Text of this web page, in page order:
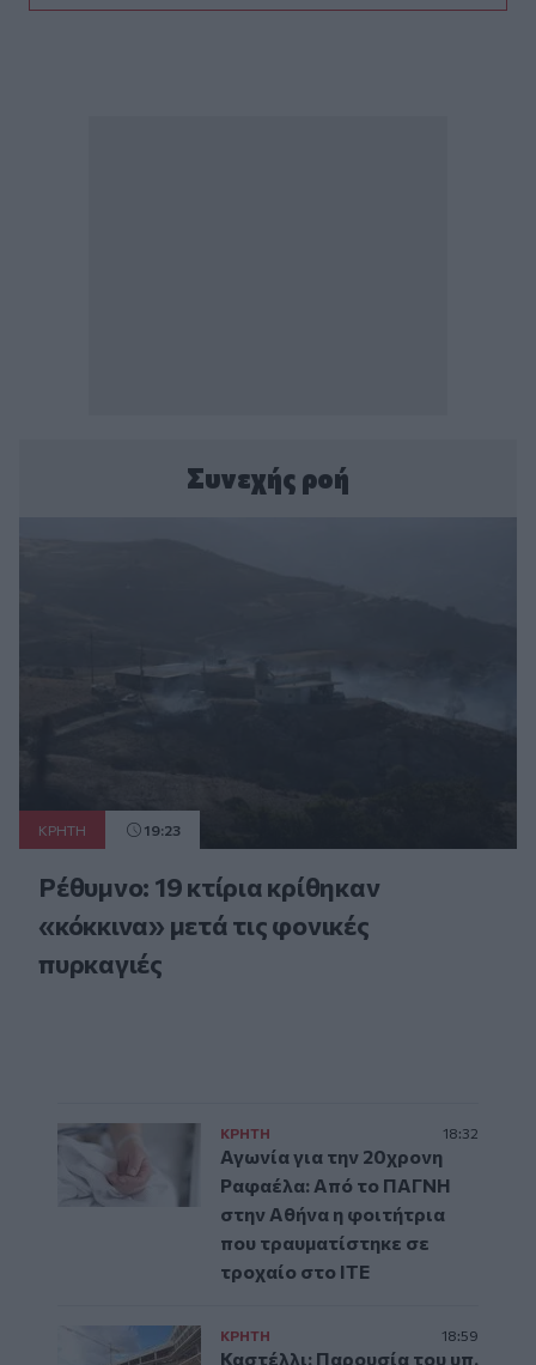
Συνεχής ροή
ΚΡΗΤΗ 19:23
Ρέθυμνο: 19 κτίρια κρίθηκαν
«κόκκινα» μετά τις φονικές
πυρκαγιές
ΚΡΗΤΗ 18:32
Αγωνία για την 20χρονη
Ραφαέλα: Από το ΠΑΓΝΗ
στην Αθήνα η φοιτήτρια
που τραυματίστηκε σε
τροχαίο στο ΙΤΕ
ΚΡΗΤΗ 18:59
Καστέλλι: Παρουσία του υπ.